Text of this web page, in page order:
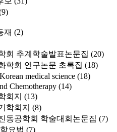
재 (2)
회 추계학술발표논문집 (20)
학회 연구논문 초록집 (18)
medical science (18)
Chemotherapy (14)
회지 (13)
학회지 (8)
동공학회 학술대회논문집 (7)
요법 (7)